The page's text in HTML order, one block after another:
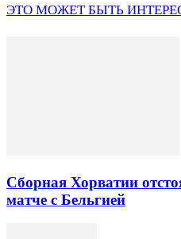
ЭТО МОЖЕТ БЫТЬ
Сборная Хорватии
матче с Бельгией